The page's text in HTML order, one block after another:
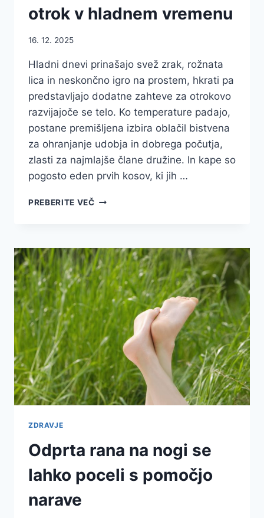
otrok v hladnem vremenu
16. 12. 2025
Hladni dnevi prinašajo svež zrak, rožnata
lica in neskončno igro na prostem, hkrati pa
predstavljajo dodatne zahteve za otrokovo
razvijajoče se telo. Ko temperature padajo,
postane premišljena izbira oblačil bistvena
za ohranjanje udobja in dobrega počutja,
zlasti za najmlajše člane družine. In kape so
pogosto eden prvih kosov, ki jih …
PREBERITE VEČOTROŠKE
ZA
ZDRAVJE
OTROK
V
HLADNEM
VREMENU
ZDRAVJE
Odprta rana na nogi se
lahko poceli s pomočjo
narave